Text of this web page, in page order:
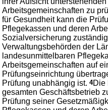
Arbeitsgemeinschaften zu
für Gesundheit kann die
Pflegekassen und deren
Sozialversicherung
Verwaltungsbehörden der
landesunmittelbaren
Arbeitsgemeinschaften auf
Prüfungseinrichtung
Prüfung unabhängig ist.4Die
gesamten Geschäftsbetrieb
Prüfung seiner